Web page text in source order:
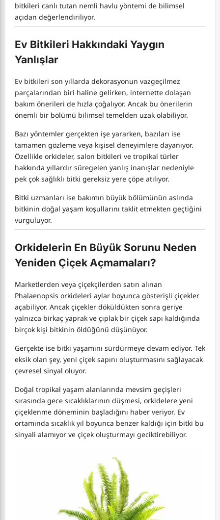
bitkileri canlı tutan nemli havlu yöntemi de bilimsel
açıdan değerlendiriliyor.
Ev Bitkileri Hakkındaki Yaygın
Yanlışlar
Ev bitkileri son yıllarda dekorasyonun vazgeçilmez
parçalarından biri haline gelirken, internette dolaşan
bakım önerileri de hızla çoğalıyor. Ancak bu önerilerin
önemli bir bölümü bilimsel temelden uzak olabiliyor.
Bazı yöntemler gerçekten işe yararken, bazıları ise
tamamen gözleme veya kişisel deneyimlere dayanıyor.
Özellikle orkideler, salon bitkileri ve tropikal türler
hakkında yıllardır süregelen yanlış inanışlar nedeniyle
pek çok sağlıklı bitki gereksiz yere çöpe atılıyor.
Bitki uzmanları ise bakımın büyük bölümünün aslında
bitkinin doğal yaşam koşullarını taklit etmekten geçtiğini
vurguluyor.
Orkidelerin En Büyük Sorunu Neden
Yeniden Çiçek Açmamaları?
Marketlerden veya çiçekçilerden satın alınan
Phalaenopsis orkideleri aylar boyunca gösterişli çiçekler
açabiliyor. Ancak çiçekler döküldükten sonra geriye
yalnızca birkaç yaprak ve çıplak bir çiçek sapı kaldığında
birçok kişi bitkinin öldüğünü düşünüyor.
Gerçekte ise bitki yaşamını sürdürmeye devam ediyor. Tek
eksik olan şey, yeni çiçek sapını oluşturmasını sağlayacak
çevresel sinyal oluyor.
Doğal tropikal yaşam alanlarında mevsim geçişleri
sırasında gece sıcaklıklarının düşmesi, orkidelere yeni
çiçeklenme döneminin başladığını haber veriyor. Ev
ortamında sıcaklık yıl boyunca benzer kaldığı için bitki bu
sinyali alamıyor ve çiçek oluşturmayı geciktirebiliyor.